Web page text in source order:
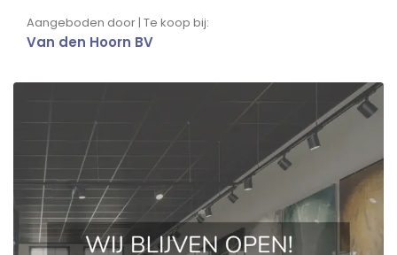
Aangeboden door | Te koop bij:
Van den Hoorn BV